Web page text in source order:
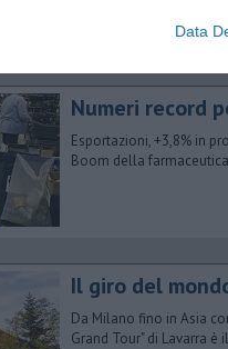
Data
Numeri record
Esportazioni, +3,8% in
Boom della
Il giro del
Da Milano fino in Asia
Grand Tour" di Lavarra